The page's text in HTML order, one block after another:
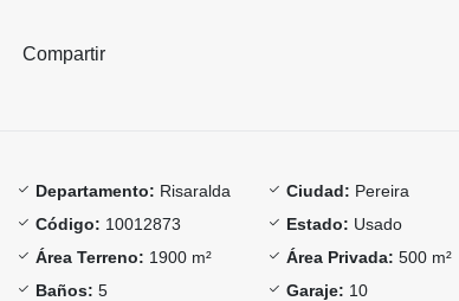
Compartir
Departamento: Risaralda Ciudad: Pereira
Código: 10012873 Estado: Usado
Área Terreno: 1900 m² Área Privada: 500 m²
Baños: 5 Garaje: 10